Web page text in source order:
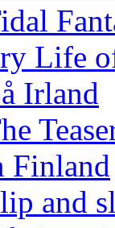
Life
Irland
Finland
and